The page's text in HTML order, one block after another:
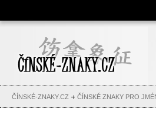
Čínské znaky, česko-čínský
slovník, abeceda, jména,
tetování
ČÍNSKÉ-ZNAKY.CZ ČÍNSKÉ ZNAKY PRO